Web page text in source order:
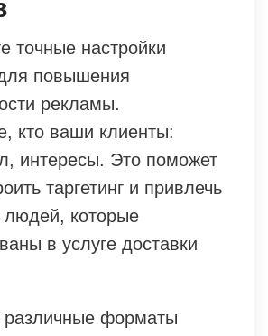
точные настройки
повышения
рекламы.
кто ваши клиенты:
интересы. Это поможет
таргетинг и привлечь
людей, которые
в услуге доставки
различные форматы